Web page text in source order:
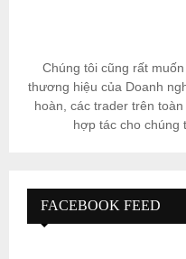
Chúng tôi cũng rất
thương hiệu của Doanh
hoàn, các trader trên
hợp tác cho chúng
FACEBOOK FEED